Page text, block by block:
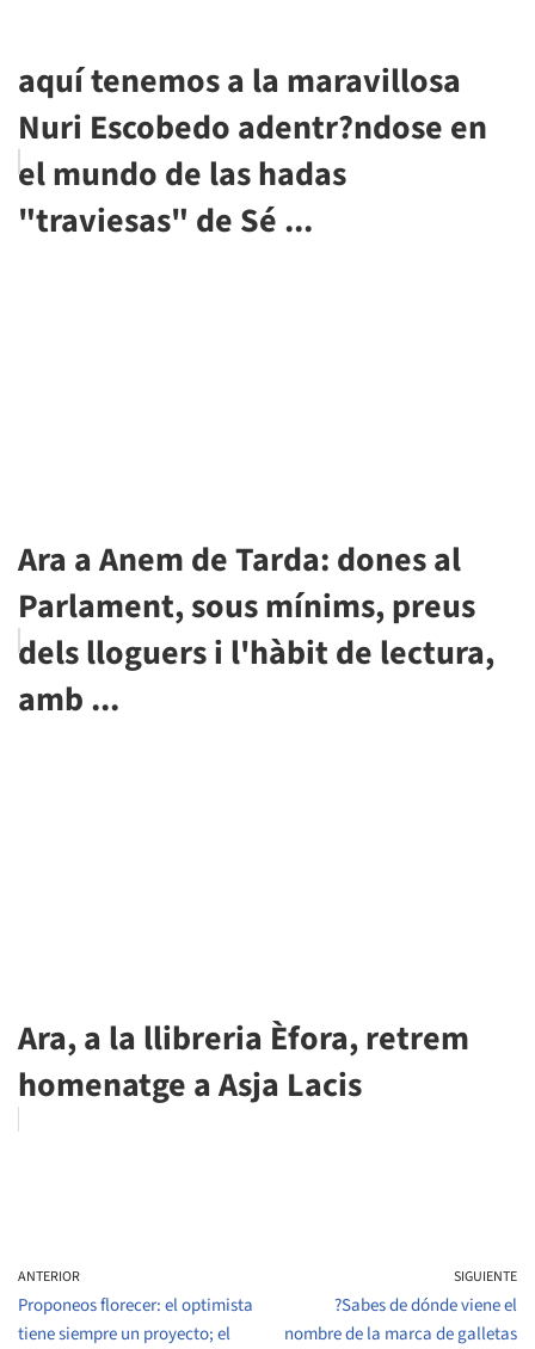
aquí tenemos a la maravillosa
Nuri Escobedo adentr?ndose en
el mundo de las hadas
"traviesas" de Sé ...
Ara a Anem de Tarda: dones al
Parlament, sous mínims, preus
dels lloguers i l'hàbit de lectura,
amb ...
Ara, a la llibreria Èfora, retrem
homenatge a Asja Lacis
ANTERIOR
Proponeos florecer: el optimista
tiene siempre un proyecto; el
SIGUIENTE
?Sabes de dónde viene el
nombre de la marca de galletas